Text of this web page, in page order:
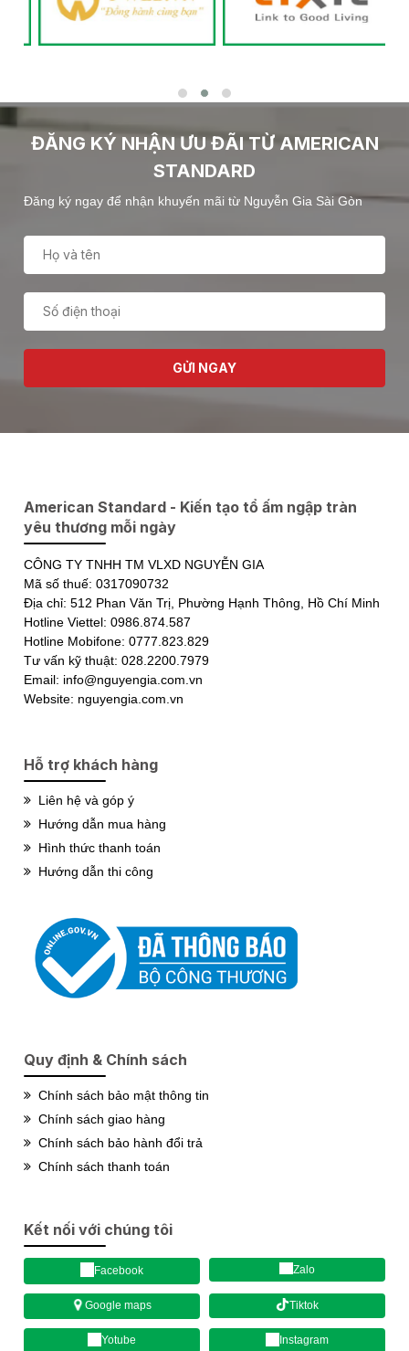
ĐĂNG KÝ NHẬN ƯU ĐÃI TỪ AMERICAN
STANDARD
Đăng ký ngay để nhận khuyến mãi từ Nguyễn Gia Sài Gòn
GỬI NGAY
American Standard - Kiến tạo tổ ấm ngập tràn
yêu thương mỗi ngày
CÔNG TY TNHH TM VLXD NGUYỄN GIA
Mã số thuế: 0317090732
Địa chỉ: 512 Phan Văn Trị, Phường Hạnh Thông, Hồ Chí Minh
Hotline Viettel: 0986.874.587
Hotline Mobifone: 0777.823.829
Tư vấn kỹ thuật: 028.2200.7979
Email: info@nguyengia.com.vn
Website: nguyengia.com.vn
Hỗ trợ khách hàng
Liên hệ và góp ý
Hướng dẫn mua hàng
Hình thức thanh toán
Hướng dẫn thi công
Quy định & Chính sách
Chính sách bảo mật thông tin
Chính sách giao hàng
Chính sách bảo hành đổi trả
Chính sách thanh toán
Kết nối với chúng tôi
Facebook Zalo
Google maps Tiktok
Yotube Instagram